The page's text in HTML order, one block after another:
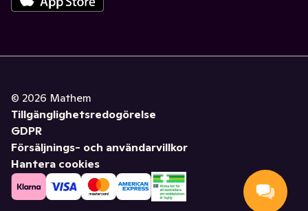
© 2026 Mathem
Tillgänglighetsredogörelse
GDPR
Försäljnings- och användarvillkor
Hantera cookies